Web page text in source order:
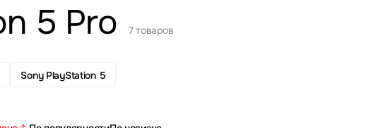
5 Pro 7 товаров
Sony PlayStation 5